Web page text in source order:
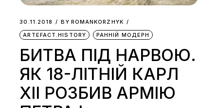
30.11.2018 BY ROMANKORZHYK
ARTEFACT.HISTORY
РАННІЙ МОДЕРН
БИТВА ПІД НАРВОЮ.
ЯК 18-ЛІТНІЙ КАРЛ
XII РОЗБИВ АРМІЮ